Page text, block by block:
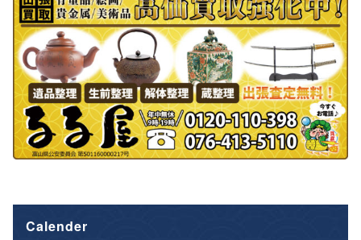
Calender